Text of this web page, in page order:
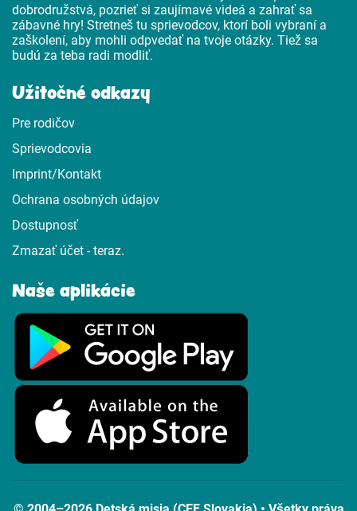
dobrodružstvá, pozrieť si zaujímavé videá a zahrať sa
zábavné hry! Stretneš tu sprievodcov, ktorí boli vybraní a
zaškolení, aby mohli odpvedať na tvoje otázky. Tiež sa
budú za teba radi modliť.
Užitočné odkazy
Pre rodičov
Sprievodcovia
Imprint/Kontakt
Ochrana osobných údajov
Dostupnosť
Zmazať účet - teraz.
Naše aplikácie